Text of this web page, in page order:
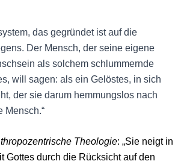
das gegründet ist auf die
Der Mensch, der seine eigene
als solchem schlummernde
will sagen: als ein Gelöstes, in sich
der sie darum hemmungslos nach
Mensch.“
Theologie: „Sie neigt in
Gottes durch die Rücksicht auf den